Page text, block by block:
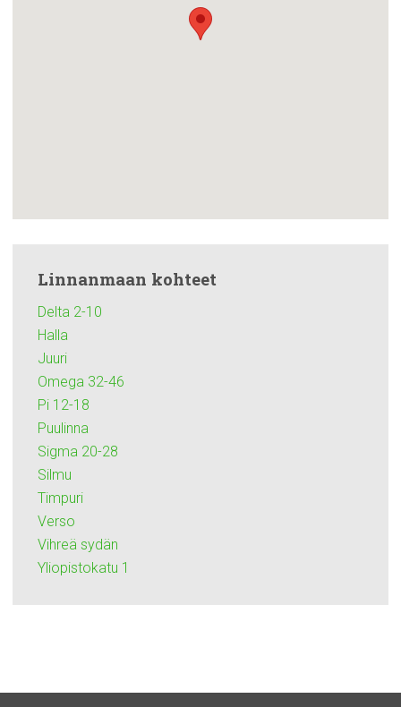
Linnanmaan kohteet
Delta 2-10
Halla
Juuri
Omega 32-46
Pi 12-18
Puulinna
Sigma 20-28
Silmu
Timpuri
Verso
Vihreä sydän
Yliopistokatu 1